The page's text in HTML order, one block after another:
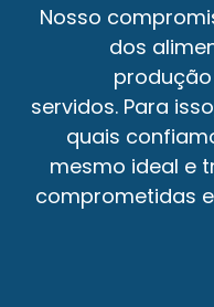
Nosso
dos
servidos. Para
quais
mesmo ideal e
comprometidas